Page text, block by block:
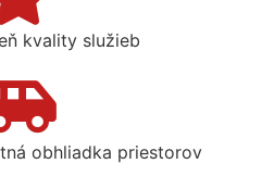
kvality služieb
obhliadka priestorov